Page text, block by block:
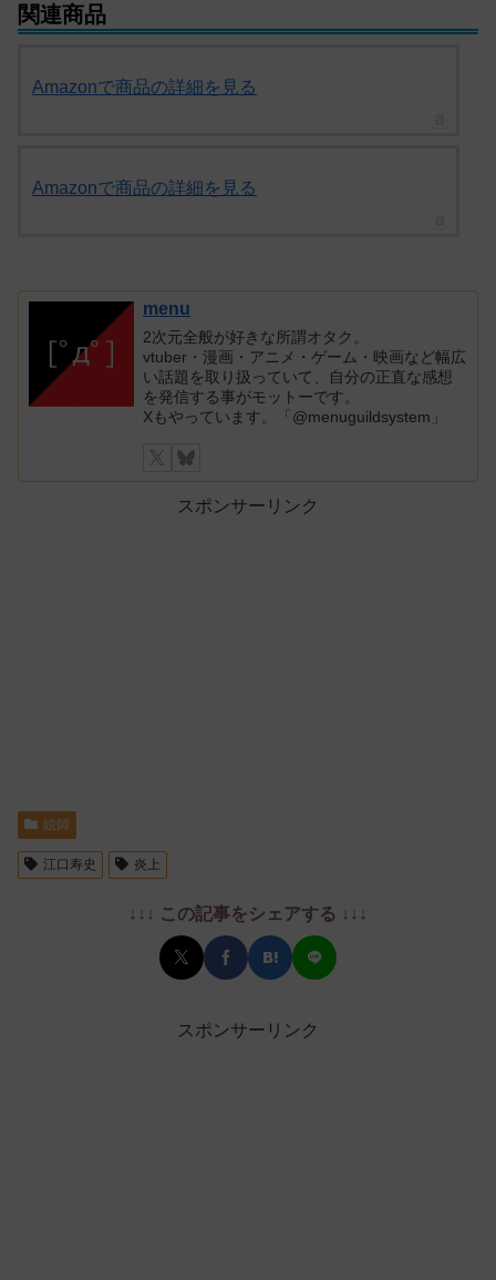
関連商品
Amazonで商品の詳細を見る
Amazonで商品の詳細を見る
menu
2次元全般が好きな所謂オタク。
vtuber・漫画・アニメ・ゲーム・映画など幅広
い話題を取り扱っていて、自分の正直な感想
を発信する事がモットーです。
Xもやっています。「@menuguildsystem」
スポンサーリンク
絵師
江口寿史 炎上
↓↓↓ この記事をシェアする ↓↓↓
スポンサーリンク